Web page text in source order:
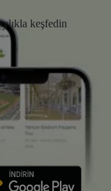
keşfedin